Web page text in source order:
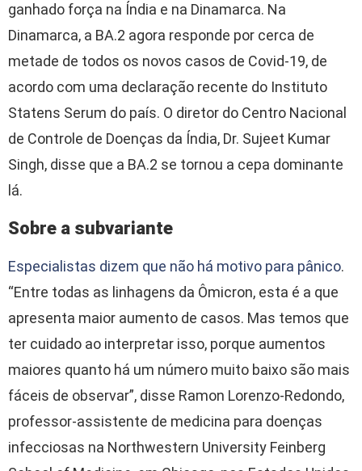
ganhado força na Índia e na Dinamarca. Na
Dinamarca, a BA.2 agora responde por cerca de
metade de todos os novos casos de Covid-19, de
acordo com uma declaração recente do Instituto
Statens Serum do país. O diretor do Centro Nacional
de Controle de Doenças da Índia, Dr. Sujeet Kumar
Singh, disse que a BA.2 se tornou a cepa dominante
lá.
Sobre a subvariante
Especialistas dizem que não há motivo para pânico.
“Entre todas as linhagens da Ômicron, esta é a que
apresenta maior aumento de casos. Mas temos que
ter cuidado ao interpretar isso, porque aumentos
maiores quanto há um número muito baixo são mais
fáceis de observar”, disse Ramon Lorenzo-Redondo,
professor-assistente de medicina para doenças
infecciosas na Northwestern University Feinberg